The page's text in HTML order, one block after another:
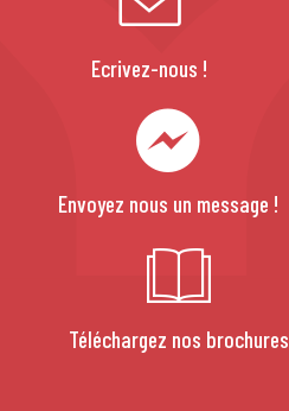
Ecrivez-nous !
Envoyez nous un message !
Téléchargez nos brochures